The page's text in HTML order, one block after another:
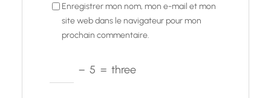
Enregistrer mon nom, mon e-mail et mon
site web dans le navigateur pour mon
prochain commentaire.
− 5 = three